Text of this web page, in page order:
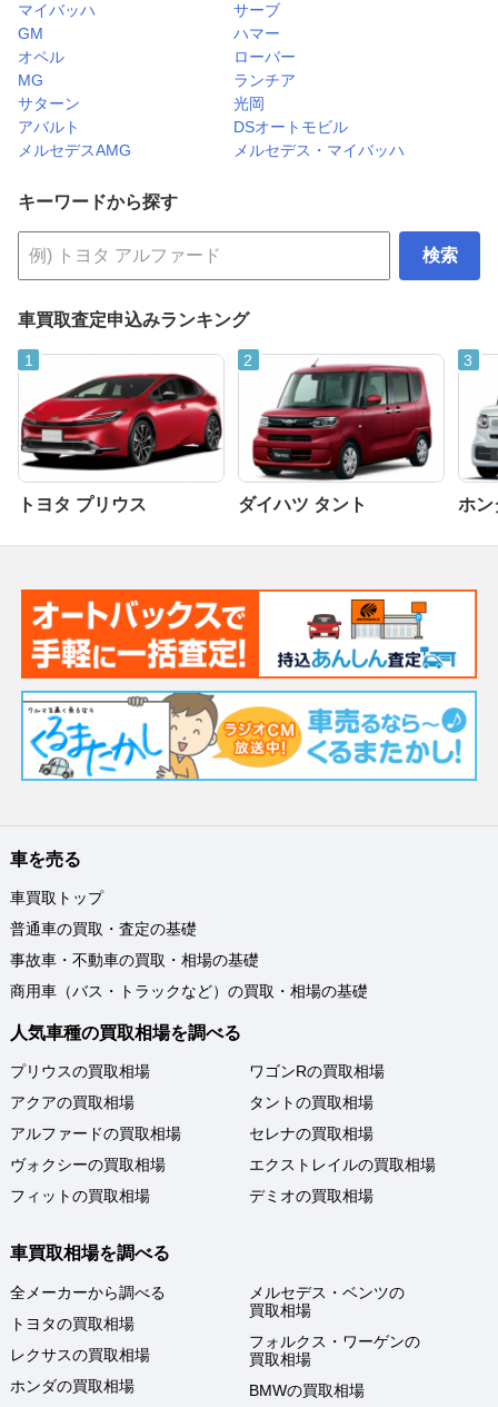
マイバッハ
サーブ
GM
ハマー
オペル
ローバー
MG
ランチア
サターン
光岡
アバルト
DSオートモビル
メルセデスAMG
メルセデス・マイバッハ
キーワードから探す
検索
車買取査定申込みランキング
トヨタ プリウス ダイハツ タント ホン
車を売る
車買取トップ
普通車の買取・査定の基礎
事故車・不動車の買取・相場の基礎
商用車（バス・トラックなど）の買取・相場の基礎
人気車種の買取相場を調べる
プリウスの買取相場
アクアの買取相場
アルファードの買取相場
ヴォクシーの買取相場
フィットの買取相場
ワゴンRの買取相場
タントの買取相場
セレナの買取相場
エクストレイルの買取相場
デミオの買取相場
車買取相場を調べる
全メーカーから調べる
トヨタの買取相場
レクサスの買取相場
ホンダの買取相場
メルセデス・ベンツの
買取相場
フォルクス・ワーゲンの
買取相場
BMWの買取相場